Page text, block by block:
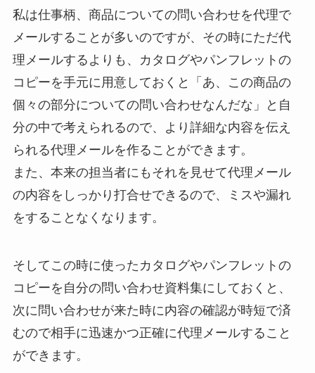
私は仕事柄、商品についての問い合わせを代理で
メールすることが多いのですが、その時にただ代
理メールするよりも、カタログやパンフレットの
コピーを手元に用意しておくと「あ、この商品の
個々の部分についての問い合わせなんだな」と自
分の中で考えられるので、より詳細な内容を伝え
られる代理メールを作ることができます。
また、本来の担当者にもそれを見せて代理メール
の内容をしっかり打合せできるので、ミスや漏れ
をすることなくなります。
そしてこの時に使ったカタログやパンフレットの
コピーを自分の問い合わせ資料集にしておくと、
次に問い合わせが来た時に内容の確認が時短で済
むので相手に迅速かつ正確に代理メールすること
ができます。